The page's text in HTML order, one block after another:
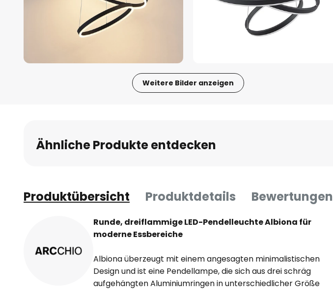
Weitere Bilder anzeigen
Bildgalerie
springen
Ähnliche Produkte entdecken
Produktübersicht Produktdetails Bewertungen
Runde, dreiflammige LED-Pendelleuchte Albiona für
moderne Essbereiche
Albiona überzeugt mit einem angesagten minimalistischen
Design und ist eine Pendellampe, die sich aus drei schräg
aufgehängten Aluminiumringen in unterschiedlicher Größe